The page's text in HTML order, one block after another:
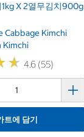
X 2열무김치900g
Cabbage Kimchi
Kimchi
★
★ 4.6 (55)
트에 담기